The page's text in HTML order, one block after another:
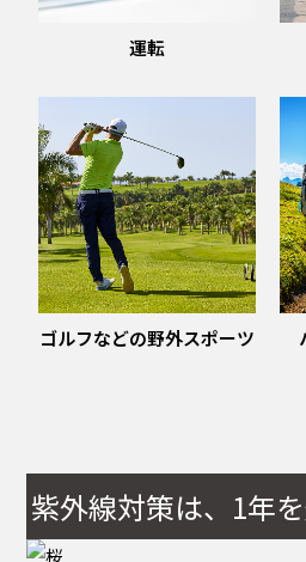
運転
ゴルフなどの野外スポーツ
紫外線対策は、1年